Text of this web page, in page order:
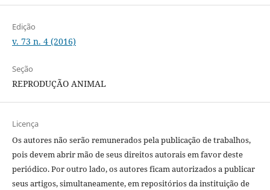
Edição
v. 73 n. 4 (2016)
Seção
REPRODUÇÃO ANIMAL
Licença
Os autores não serão remunerados pela publicação de trabalhos,
pois devem abrir mão de seus direitos autorais em favor deste
periódico. Por outro lado, os autores ficam autorizados a publicar
seus artigos, simultaneamente, em repositórios da instituição de